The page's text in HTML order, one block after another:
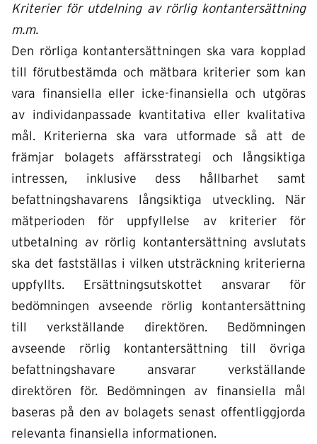
Kriterier för utdelning av rörlig kontantersättning
m.m.
Den rörliga kontantersättningen ska vara kopplad
till förutbestämda och mätbara kriterier som kan
vara finansiella eller icke-finansiella och utgöras
av individanpassade kvantitativa eller kvalitativa
mål. Kriterierna ska vara utformade så att de
främjar bolagets affärsstrategi och långsiktiga
intressen, inklusive dess hållbarhet samt
befattningshavarens långsiktiga utveckling. När
mätperioden för uppfyllelse av kriterier för
utbetalning av rörlig kontantersättning avslutats
ska det fastställas i vilken utsträckning kriterierna
uppfyllts. Ersättningsutskottet ansvarar för
bedömningen avseende rörlig kontantersättning
till verkställande direktören. Bedömningen
avseende rörlig kontantersättning till övriga
befattningshavare ansvarar verkställande
direktören för. Bedömningen av finansiella mål
baseras på den av bolagets senast offentliggjorda
relevanta finansiella informationen.